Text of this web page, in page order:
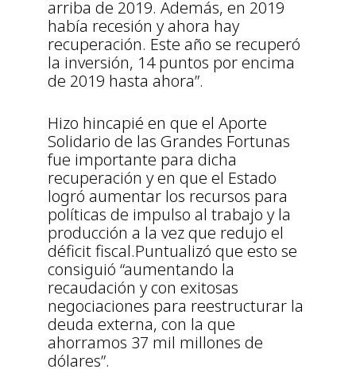
arriba de 2019. Además, en 2019
había recesión y ahora hay
recuperación. Este año se recuperó
la inversión, 14 puntos por encima
de 2019 hasta ahora”.
Hizo hincapié en que el Aporte
Solidario de las Grandes Fortunas
fue importante para dicha
recuperación y en que el Estado
logró aumentar los recursos para
políticas de impulso al trabajo y la
producción a la vez que redujo el
déficit fiscal.Puntualizó que esto se
consiguió “aumentando la
recaudación y con exitosas
negociaciones para reestructurar la
deuda externa, con la que
ahorramos 37 mil millones de
dólares”.